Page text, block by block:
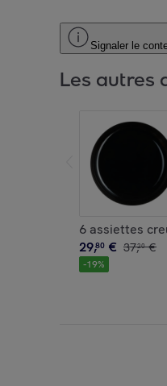
Signaler le
Les autres
6 assiettes
29,80 € 37,20 €
-19%